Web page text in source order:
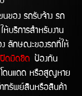
ง รถรับจ้าง รถ
ให้บริการสำหรับงาน
ลักษณะของรถที่ให้
ปิดมิดชิด ป้องกัน
โดนแดด หรือสูญหาย
ว่าทรัพย์สินหรือสินค้า